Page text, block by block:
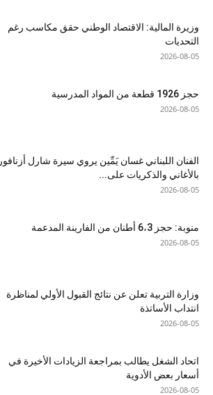
وزيرة المالية: الاقتصاد الوطني حقق مكاسب رغم
التحديات
2026-08-05
حجز 1926 قطعة من المواد المدرسية
2026-08-05
الفنان اللبناني غسان يَمِّين يروي سيرة شارل أزنافور
بالأغاني والذكريات على...
2026-08-05
منوبة: حجز 6،3 أطنان من الفارينة المدعمة
2026-08-05
وزارة التربية تعلن عن نتائج القبول الأولي لمناظرة
انتداب الأساتذة
2026-08-05
اتحاد الشغل يطالب بمراجعة الزيادات الأخيرة في
أسعار بعض الأدوية
2026-08-05